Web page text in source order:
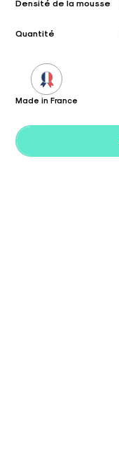
Densité de la mousse
Quantité
Made in France